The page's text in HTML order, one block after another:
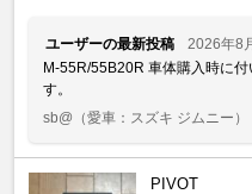
ユーザーの最新投稿
2026年8
M-55R/55B20R 車体購入時に
す。
sb@ （愛車：スズキ ジムニー）
PIVOT